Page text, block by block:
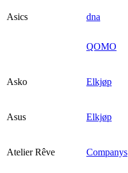
Asics
dna
QOMO
Asko Elkjøp
Asus Elkjøp
Atelier Rêve Companys